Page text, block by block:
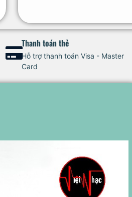
Thanh toán thẻ
Hỗ trợ thanh toán Visa - Master
Card